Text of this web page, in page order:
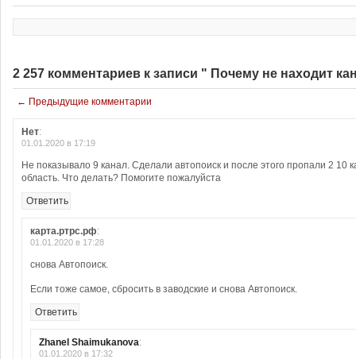
2 257 комментариев к записи " Почему не находит
← Предыдущие комментарии
Нет:
01.01.2020 в 17:19
Не показывало 9 канал. Сделали автопоиск и после этого пропали 2 10
область. Что делать? Помогите пожалуйста
Ответить
карта.ртрс.рф:
01.01.2020 в 17:28
снова Автопоиск.
Если тоже самое, сбросить в заводские и снова Автопоиск.
Ответить
Zhanel Shaimukanova:
01.01.2020 в 17:32